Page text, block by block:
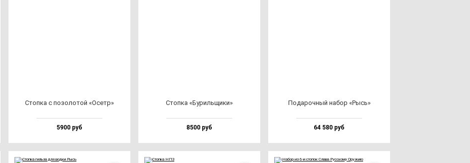
Стоп­ка с по­зо­ло­той «Осетр»
5900 руб
Стоп­ка «Буриль­щи­ки»
8500 руб
Пода­роч­ный на­бор «Рысь»
64 580 руб